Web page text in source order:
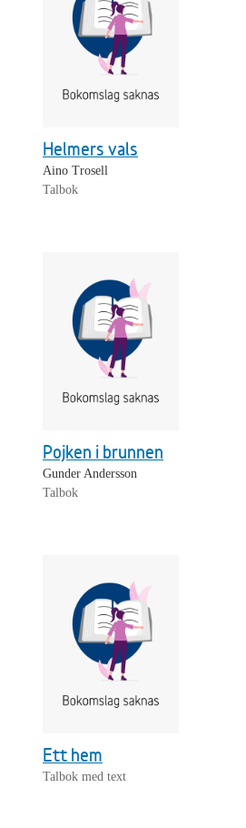
Helmers vals
Aino Trosell
Talbok
Pojken i brunnen
Gunder Andersson
Talbok
Ett hem
Talbok med text